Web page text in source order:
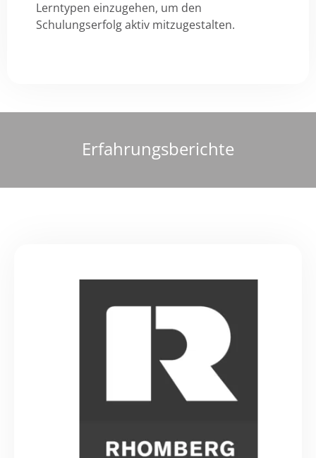
Lerntypen einzugehen, um den
Schulungserfolg aktiv mitzugestalten.
Erfahrungsberichte